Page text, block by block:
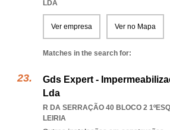
LDA
Ver empresa Ver no Mapa
Matches in the search for:
Gds Expert -
Lda
R DA SERRAÇÃO 40 BLOCO 2
LEIRIA